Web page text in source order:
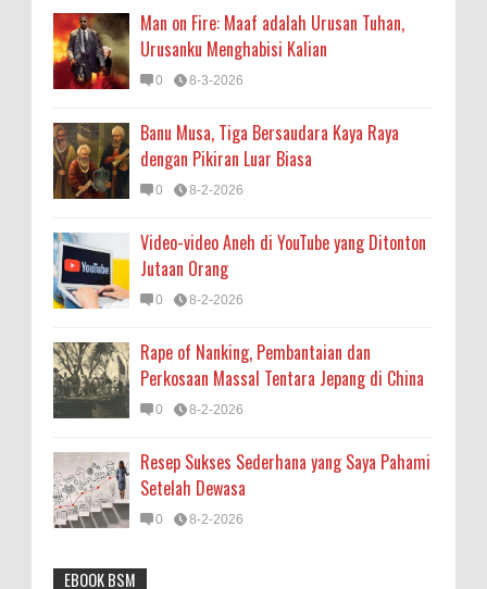
Man on Fire: Maaf adalah Urusan Tuhan,
Urusanku Menghabisi Kalian
0 8-3-2026
Banu Musa, Tiga Bersaudara Kaya Raya
dengan Pikiran Luar Biasa
0 8-2-2026
Video-video Aneh di YouTube yang Ditonton
Jutaan Orang
0 8-2-2026
Rape of Nanking, Pembantaian dan
Perkosaan Massal Tentara Jepang di China
0 8-2-2026
Resep Sukses Sederhana yang Saya Pahami
Setelah Dewasa
0 8-2-2026
EBOOK BSM